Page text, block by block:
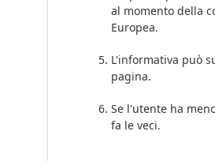
al momento della
Europea.
L'informativa può
pagina.
Se l'utente ha
fa le veci.